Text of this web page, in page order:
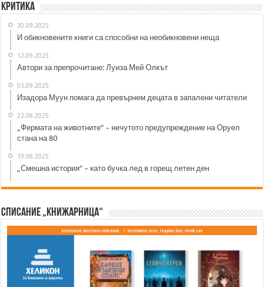
Критика
30.09.2025
И обикновените книги са способни на необикновени неща
12.09.2025
Автори за препрочитане: Луиза Мей Олкът
03.09.2025
Изадора Муун помага да превърнем децата в запалени читатели
22.08.2025
„Фермата на животните“ – нечутото предупреждение на Оруел
стана на 80
19.08.2025
„Смешна история“ – като бучка лед в горещ летен ден
Списание „Книжарница“